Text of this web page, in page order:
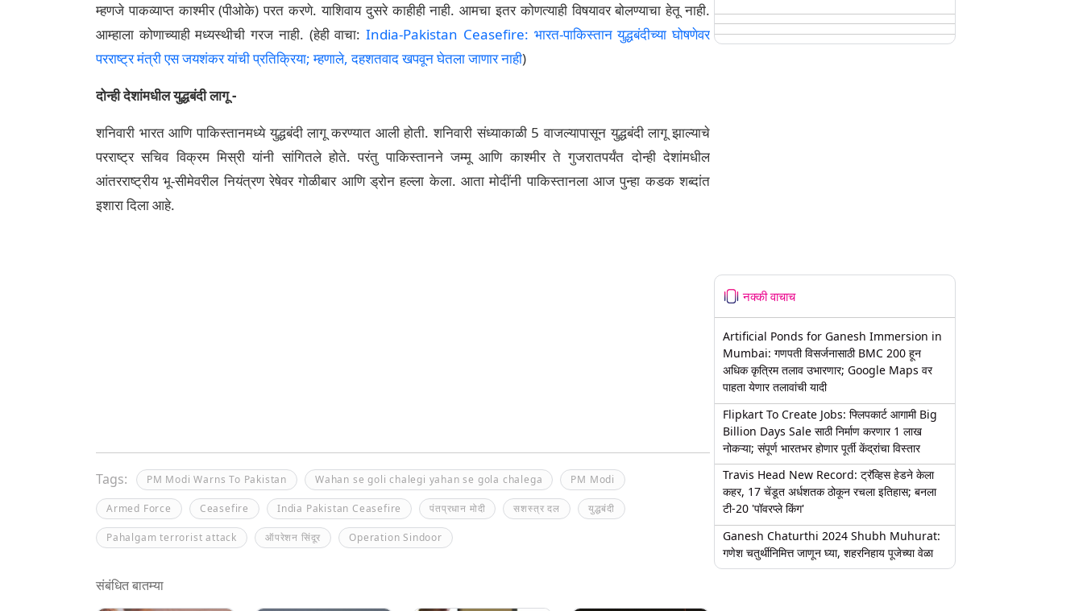
म्हणजे पाकव्याप्त काश्मीर (पीओके) परत करणे. याशिवाय दुसरे काहीही नाही. आमचा इतर कोणत्याही विषयावर बोलण्याचा हेतू नाही.
आम्हाला कोणाच्याही मध्यस्थीची गरज नाही. (हेही वाचा:India-Pakistan Ceasefire: भारत-पाकिस्तान युद्धबंदीच्या घोषणेवर
परराष्ट्र मंत्री एस जयशंकर यांची प्रतिक्रिया; म्हणाले, दहशतवाद खपवून घेतला जाणार नाही)
दोन्ही देशांमधील युद्धबंदी लागू -
शनिवारी भारत आणि पाकिस्तानमध्ये युद्धबंदी लागू करण्यात आली होती. शनिवारी संध्याकाळी 5 वाजल्यापासून युद्धबंदी लागू झाल्याचे
परराष्ट्र सचिव विक्रम मिस्री यांनी सांगितले होते. परंतु पाकिस्तानने जम्मू आणि काश्मीर ते गुजरातपर्यंत दोन्ही देशांमधील
आंतरराष्ट्रीय भू-सीमेवरील नियंत्रण रेषेवर गोळीबार आणि ड्रोन हल्ला केला. आता मोदींनी पाकिस्तानला आज पुन्हा कडक शब्दांत
इशारा दिला आहे.
Tags: PM Modi Warns To Pakistan Wahan se goli chalegi yahan se gola chalega PM Modi
Armed Force Ceasefire India Pakistan Ceasefire पंतप्रधान मोदी सशस्त्र दल युद्धबंदी
Pahalgam terrorist attack ऑपरेशन सिंदूर Operation Sindoor
संबंधित बातम्या
नक्की वाचाच
Artificial Ponds for Ganesh Immersion in
Mumbai: गणपती विसर्जनासाठी BMC 200 हून
अधिक कृत्रिम तलाव उभारणार; Google Maps वर
पाहता येणार तलावांची यादी
Flipkart To Create Jobs: फ्लिपकार्ट आगामी Big
Billion Days Sale साठी निर्माण करणार 1 लाख
नोकऱ्या; संपूर्ण भारतभर होणार पूर्ती केंद्रांचा विस्तार
Travis Head New Record: ट्रॅव्हिस हेडने केला
कहर, 17 चेंडूत अर्धशतक ठोकून रचला इतिहास; बनला
टी-20 'पॉवरप्ले किंग'
Ganesh Chaturthi 2024 Shubh Muhurat:
गणेश चतुर्थीनिमित्त जाणून घ्या, शहरनिहाय पूजेच्या वेळा